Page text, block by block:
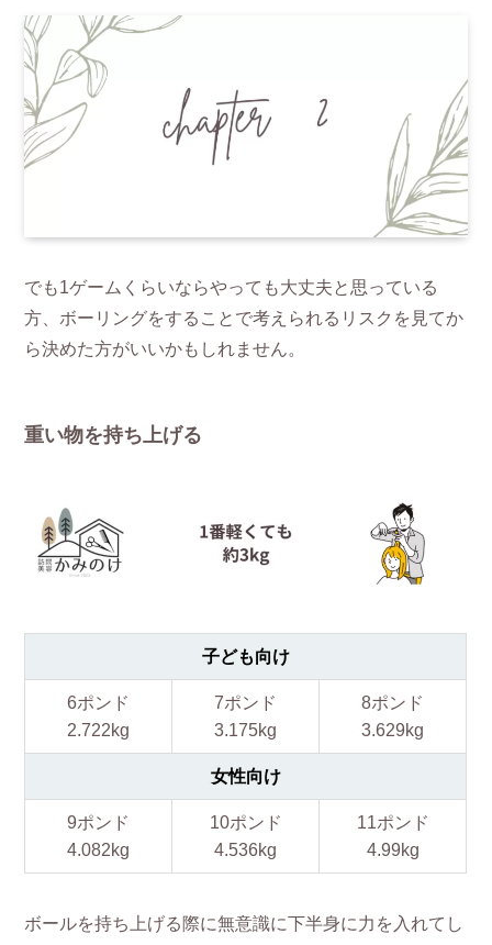
でも1ゲームくらいならやっても大丈夫と思っている
方、ボーリングをすることで考えられるリスクを見てか
ら決めた方がいいかもしれません。
重い物を持ち上げる
子ども向け
6ポンド
2.722kg
7ポンド
3.175kg
8ポンド
3.629kg
女性向け
9ポンド
4.082kg
10ポンド
4.536kg
11ポンド
4.99kg
ボールを持ち上げる際に無意識に下半身に力を入れてし